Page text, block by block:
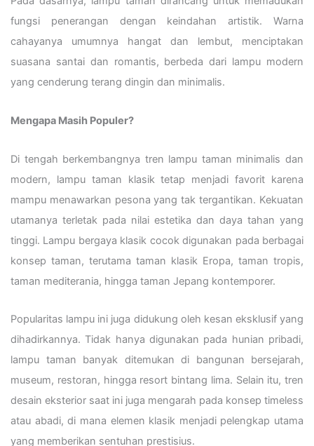
fungsi penerangan dengan keindahan artistik. Warna
cahayanya umumnya hangat dan lembut, menciptakan
suasana santai dan romantis, berbeda dari lampu modern
yang cenderung terang dingin dan minimalis.
Mengapa Masih Populer?
Di tengah berkembangnya tren lampu taman minimalis dan
modern, lampu taman klasik tetap menjadi favorit karena
mampu menawarkan pesona yang tak tergantikan. Kekuatan
utamanya terletak pada nilai estetika dan daya tahan yang
tinggi. Lampu bergaya klasik cocok digunakan pada berbagai
konsep taman, terutama taman klasik Eropa, taman tropis,
taman mediterania, hingga taman Jepang kontemporer.
Popularitas lampu ini juga didukung oleh kesan eksklusif yang
dihadirkannya. Tidak hanya digunakan pada hunian pribadi,
lampu taman banyak ditemukan di bangunan bersejarah,
museum, restoran, hingga resort bintang lima. Selain itu, tren
desain eksterior saat ini juga mengarah pada konsep timeless
atau abadi, di mana elemen klasik menjadi pelengkap utama
yang memberikan sentuhan prestisius.